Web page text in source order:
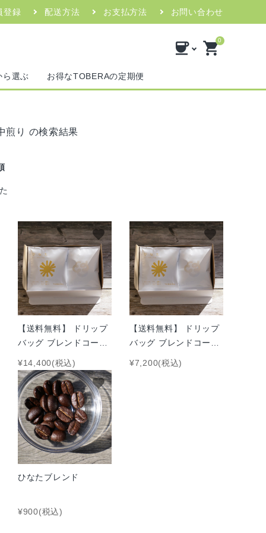
登録 配送方法 お支払方法 お問い合わせ
coffee 0
shopping_cart
ら選ぶ お得なTOBERAの定期便
煎り の検索結果
【送料無料】 ドリップ
バッグ ブレンドコーヒ
ー 3種 80袋
¥14,400(税込)
favorite
【送料無料】 ドリップ
バッグ ブレンドコーヒ
ー 3種 40袋
¥7,200(税込)
favorite
ひなたブレンド
¥900(税込)
favorite